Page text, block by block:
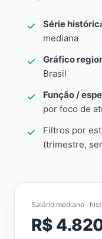
Série
mediana
Gráfico
Brasil
Função /
por foco de
Filtros por
(trimestre,
Salário mediano ·
R$